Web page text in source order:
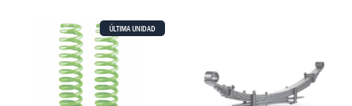
ÚLTIMA UNIDAD